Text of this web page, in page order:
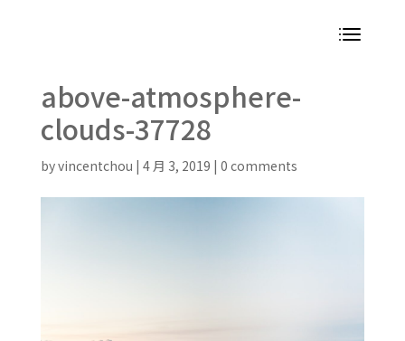
above-atmosphere-
clouds-37728
byvincentchou | 4 月 3, 2019 | 0 comments